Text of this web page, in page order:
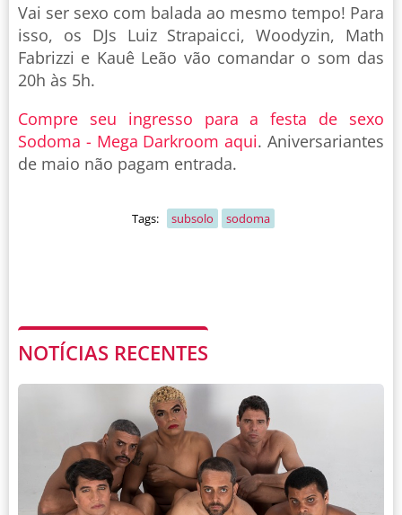
Vai ser sexo com balada ao mesmo tempo! Para
isso, os DJs Luiz Strapaicci, Woodyzin, Math
Fabrizzi e Kauê Leão vão comandar o som das
20h às 5h.
Compre seu ingresso para a festa de sexo
Sodoma - Mega Darkroom aqui. Aniversariantes
de maio não pagam entrada.
Tags: subsolo sodoma
NOTÍCIAS RECENTES